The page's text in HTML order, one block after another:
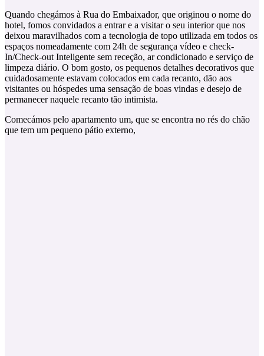
Quando chegámos à Rua do Embaixador, que originou o nome do
hotel, fomos convidados a entrar e a visitar o seu interior que nos
deixou maravilhados com a tecnologia de topo utilizada em todos os
espaços nomeadamente com 24h de segurança vídeo e check-
In/Check-out Inteligente sem receção, ar condicionado e serviço de
limpeza diário. O bom gosto, os pequenos detalhes decorativos que
cuidadosamente estavam colocados em cada recanto, dão aos
visitantes ou hóspedes uma sensação de boas vindas e desejo de
permanecer naquele recanto tão intimista.
Comecámos pelo apartamento um, que se encontra no rés do chão
que tem um pequeno pátio externo,